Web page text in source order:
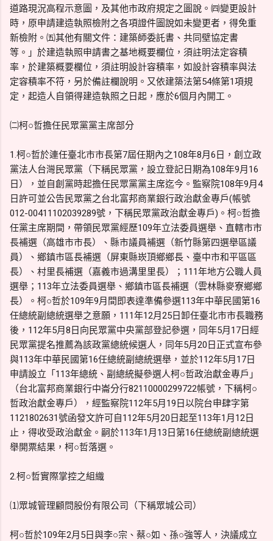
道路現況高程示意圖，及其他市政府規定之圖說。㈣變更設計
時，原申請建造執照檢附之各項證件圖說如未變更者，得免重
新檢附。㈤其他有關文件：建築師委託書、共同壁協定書
等。」於建造執照申請書之基地概要欄位，須註明法定容積
率，於建築概要欄位，須註明設計容積率，如設計容積率與法
定容積率不符，另於備註欄說明。又依建築法第54條第1項規
定，起造人自領得建造執照之日起，應於6個月內開工。
㈡柯○哲擔任民眾黨黨主席部分
1.柯○哲於連任臺北市市長第7屆任期內之108年8月6日，創立政
黨法人台灣民眾黨（下稱民眾黨，設立登記日期為108年9月16
日），並自創黨時起擔任民眾黨黨主席迄今。監察院108年9月4
日許可並公告民眾黨之台北富邦商業銀行政治獻金專戶(帳號
012-00411102039289號，下稱民眾黨政治獻金專戶)。柯○哲擔
任黨主席期間，帶領民眾黨經歷109年立法委員選舉、直轄市市
長補選（高雄市市長）、縣市議員補選（新竹縣第四選舉區議
員）、鄉鎮市區長補選（屏東縣崁頂鄉鄉長、臺中市和平區區
長）、村里長補選（嘉義市過溝里里長）；111年地方公職人員
選舉；113年立法委員選舉、鄉鎮市區長補選（雲林縣麥寮鄉鄉
長）。柯○哲於109年9月間即表達準備參選113年中華民國第16
任總統副總統選舉之意願，111年12月25日卸任臺北市市長職務
後，112年5月8日向民眾黨中央黨部登記參選，同年5月17日經
民眾黨提名推薦為該政黨總統候選人，同年5月20日正式宣布參
與113年中華民國第16任總統副總統選舉，並於112年5月17日
申請設立「113年總統、副總統擬參選人柯○哲政治獻金專戶」
（台北富邦商業銀行中崙分行82110000299722帳號，下稱柯○
哲政治獻金專戶），經監察院112年5月19日以院台申肆字第
1121802631號函發文許可自112年5月20日起至113年1月12日
止，得收受政治獻金。嗣於113年1月13日第16任總統副總統選
舉開票結果，柯○哲落選。
2.柯○哲實際掌控之組織
⑴眾城管理顧問股份有限公司（下稱眾城公司）
柯○哲於109年2月5日與李○宗、蔡○如、孫○強等人，決議成立